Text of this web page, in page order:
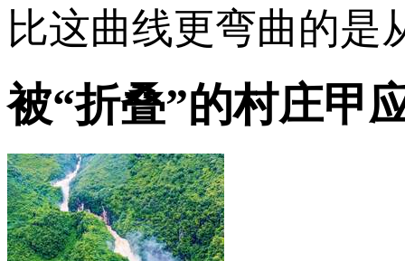
比这曲线更弯曲的是
被“折叠”的村庄甲